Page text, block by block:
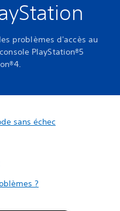
problèmes d'accès au
PlayStation®5
sans échec
?